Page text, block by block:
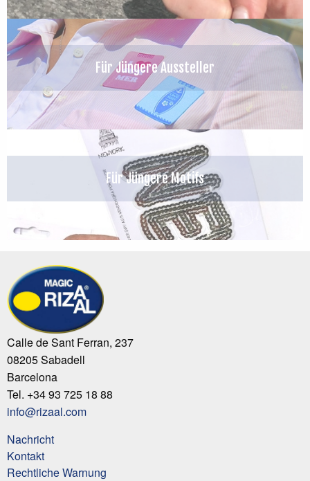
Für Jüngere Aussteller
Für Jüngere Motifs
Calle de Sant Ferran, 237
08205 Sabadell
Barcelona
Tel. +34 93 725 18 88
info@rizaal.com
Nachricht
Kontakt
Rechtliche Warnung